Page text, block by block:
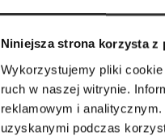
Niniejsza strona korzysta z
Wykorzystujemy pliki
ruch w naszej witrynie.
reklamowym i
uzyskanymi podczas